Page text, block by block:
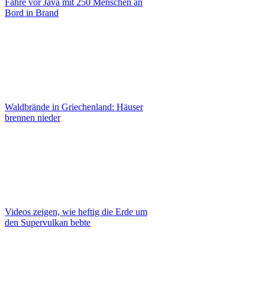
Fähre vor Java mit 250 Menschen an
Bord in Brand
Waldbrände in Griechenland: Häuser
brennen nieder
Videos zeigen, wie heftig die Erde um
den Supervulkan bebte